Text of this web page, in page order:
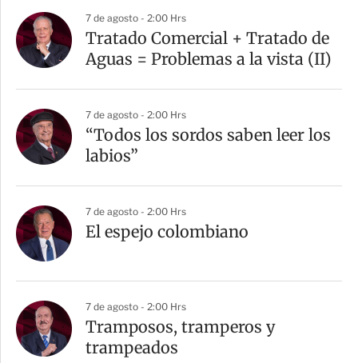
7 de agosto - 2:00 Hrs
Tratado Comercial + Tratado de
Aguas = Problemas a la vista (II)
7 de agosto - 2:00 Hrs
“Todos los sordos saben leer los
labios”
7 de agosto - 2:00 Hrs
El espejo colombiano
7 de agosto - 2:00 Hrs
Tramposos, tramperos y
trampeados